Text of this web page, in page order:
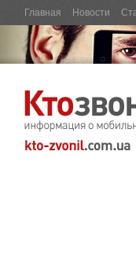
Главная Новости